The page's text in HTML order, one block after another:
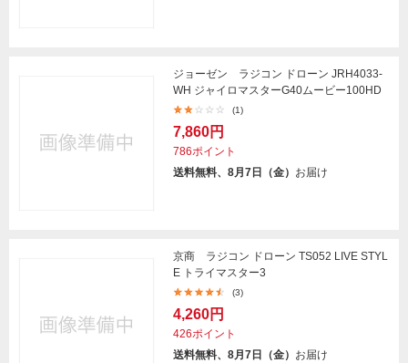
ジョーゼン ラジコン ドローン JRH4033-
WH ジャイロマスターG40ムービー100HD
(1)
7,860円
786ポイント
送料無料、8月7日（金） お届け
京商 ラジコン ドローン TS052 LIVE STYL
E トライマスター3
(3)
4,260円
426ポイント
送料無料、8月7日（金） お届け